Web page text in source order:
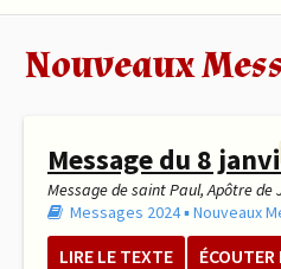
Nouveaux
Message du 8
Message de saint Paul, Apôtre de
Messages 2024▪︎Nouveaux
LIRE LE TEXTE ÉCOUTER